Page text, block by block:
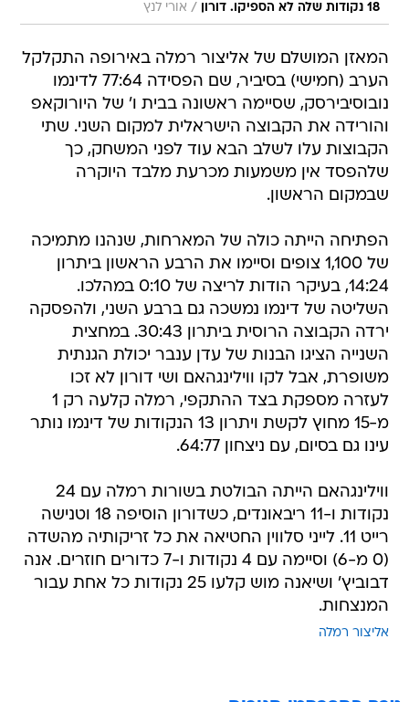
18 נקודות שלה לא הספיקו. דורון / אורי לנץ
המאזן המושלם של אליצור רמלה באירופה התקלקל
הערב (חמישי) בסיביר, שם הפסידה 77:64 לדינמו
נובוסיבירסק, שסיימה ראשונה בבית ו' של היורוקאפ
והורידה את הקבוצה הישראלית למקום השני. שתי
הקבוצות עלו לשלב הבא עוד לפני המשחק, כך
שלהפסד אין משמעות מכרעת מלבד היוקרה
שבמקום הראשון.
הפתיחה הייתה כולה של המארחות, שנהנו מתמיכה
של 1,100 צופים וסיימו את הרבע הראשון ביתרון
14:24, בעיקר הודות לריצה של 0:10 במהלכו.
השליטה של דינמו נמשכה גם ברבע השני, ולהפסקה
ירדה הקבוצה הרוסית ביתרון 30:43. במחצית
השנייה הציגו הבנות של עדן ענבר יכולת הגנתית
משופרת, אבל לקו ווילינגהאם ושי דורון לא זכו
לעזרה מספקת בצד ההתקפי, רמלה קלעה רק 1
מ-15 מחוץ לקשת ויתרון 13 הנקודות של דינמו נותר
עינו גם בסיום, עם ניצחון 64:77.
ווילינגהאם הייתה הבולטת בשורות רמלה עם 24
נקודות ו-11 ריבאונדים, כשדורון הוסיפה 18 וטנישה
רייט 11. לייני סלווין החטיאה את כל זריקותיה מהשדה
(0 מ-6) וסיימה עם 4 נקודות ו-7 כדורים חוזרים. אנה
דבוביץ' ושיאנה מוש קלעו 25 נקודות כל אחת עבור
המנצחות.
אליצור רמלה